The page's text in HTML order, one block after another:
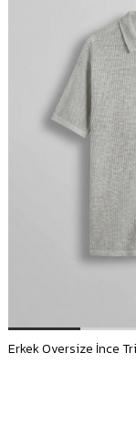
Erkek Oversize İnce